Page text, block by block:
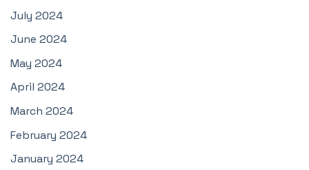
July 2024
June 2024
May 2024
April 2024
March 2024
February 2024
January 2024